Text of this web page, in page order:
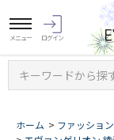
キーワードから探
ホーム > ファッション